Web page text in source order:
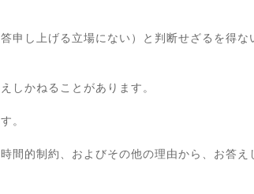
申し上げる立場にない）と判断せざるを得な
しかねることがあります。
。
間的制約、およびその他の理由から、お答え